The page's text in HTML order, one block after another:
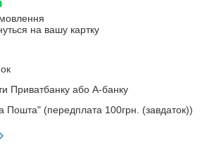
на вашу картку
Приватбанку або А-банку
Пошта" (передплата 100грн. (завдаток))